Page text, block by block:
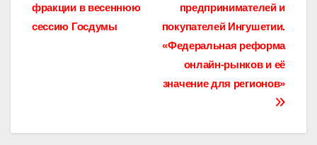
предпринимателей и
покупателей Ингушетии.
«Федеральная реформа
онлайн-рынков и её
значение для регионов»
фракции в весеннюю
сессию Госдумы